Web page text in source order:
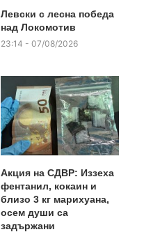
Левски с лесна победа
над Локомотив
23:14 - 07/08/2026
Акция на СДВР: Иззеха
фентанил, кокаин и
близо 3 кг марихуана,
осем души са
задържани